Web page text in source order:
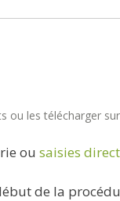
ou les télécharger
ou saisies
de la